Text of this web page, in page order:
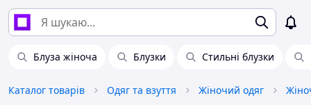
Блуза жіноча Блузки Стильні блузки
Каталог товарів Одяг та взуття Жіночий одяг